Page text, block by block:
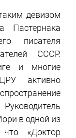
девизом
Пастернака
писателя
СССР.
и многие
активно
в одной из
«Доктор